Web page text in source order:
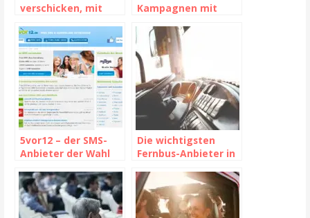
verschicken, mit
Kampagnen mit
Jetzt mehr erfahren
5vor12 – der SMS-
Anbieter der Wahl
Die wichtigsten
Fernbus-Anbieter in